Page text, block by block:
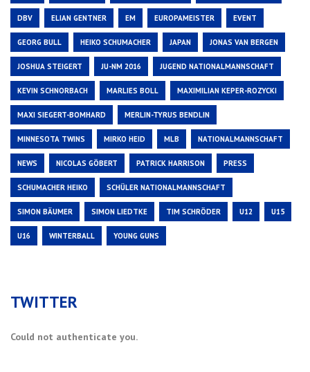
DBV ELIAN GENTNER EM EUROPAMEISTER EVENT
GEORG BULL HEIKO SCHUMACHER JAPAN JONAS VAN BERGEN
JOSHUA STEIGERT JU-NM 2016 JUGEND NATIONALMANNSCHAFT
KEVIN SCHNORBACH MARLIES BOLL MAXIMILIAN KEPER-ROZYCKI
MAXI SIEGERT-BOMHARD MERLIN-TYRUS BENDLIN
MINNESOTA TWINS MIRKO HEID MLB NATIONALMANNSCHAFT
NEWS NICOLAS GÖBERT PATRICK HARRISON PRESS
SCHUMACHER HEIKO SCHÜLER NATIONALMANNSCHAFT
SIMON BÄUMER SIMON LIEDTKE TIM SCHRÖDER U12 U15
U16 WINTERBALL YOUNG GUNS
TWITTER
Could not authenticate you.